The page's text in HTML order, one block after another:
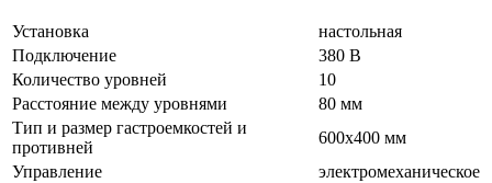
Установка
настольная
Подключение
380 В
Количество уровней
10
Расстояние между уровнями
80 мм
Тип и размер гастроемкостей и
противней
600х400 мм
Управление
электромеханическое